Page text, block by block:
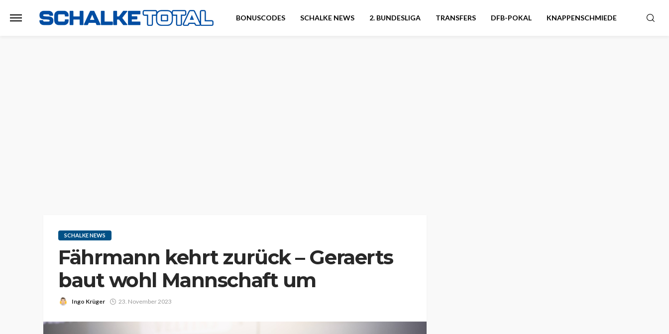
BONUSCODES SCHALKE NEWS 2. BUNDESLIGA TRANSFERS DFB-POKAL KNAPPENSCHMIEDE
SCHALKE NEWS
Fährmann kehrt zurück – Geraerts
baut wohl Mannschaft um
Ingo Krüger 23. November 2023